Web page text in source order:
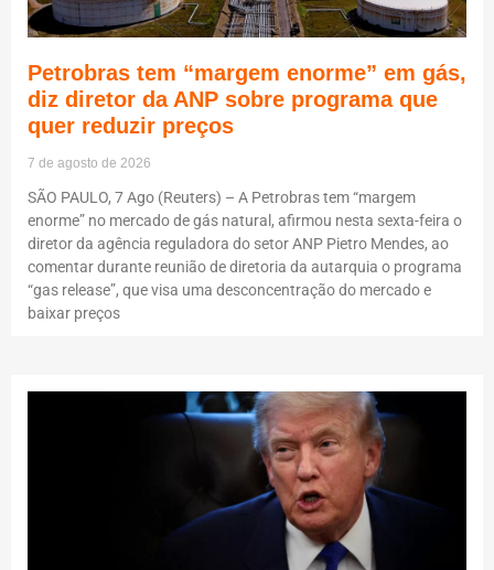
Petrobras tem “margem enorme” em gás,
diz diretor da ANP sobre programa que
quer reduzir preços
7 de agosto de 2026
SÃO PAULO, 7 Ago (Reuters) – A Petrobras tem “margem
enorme” no mercado de gás natural, afirmou nesta sexta-feira o
diretor da agência reguladora do setor ANP Pietro Mendes, ao
comentar durante reunião de diretoria da autarquia o programa
“gas release”, que visa uma desconcentração do mercado e
baixar preços